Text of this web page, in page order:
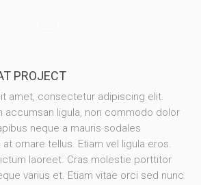
PROJECT
amet, consectetur adipiscing elit.
accumsan ligula, non commodo dolor
neque a mauris sodales
ornare tellus. Etiam vel ligula eros.
laoreet. Cras molestie porttitor
varius et. Etiam vitae orci sed nunc